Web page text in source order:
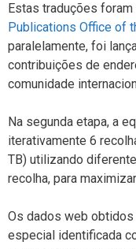
Estas traduções
Publications Office of
paralelamente, foi
contribuições de
comunidade
Na segunda etapa, a
iterativamente 6
TB) utilizando
recolha, para
Os dados web
especial identificada